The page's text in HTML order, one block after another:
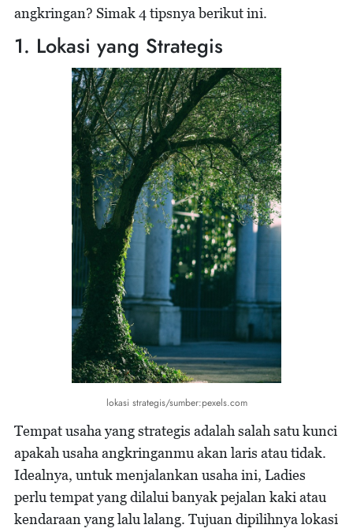
angkringan? Simak 4 tipsnya berikut ini.
1. Lokasi yang Strategis
lokasi strategis/sumber:pexels.com
Tempat usaha yang strategis adalah salah satu kunci
apakah usaha angkringanmu akan laris atau tidak.
Idealnya, untuk menjalankan usaha ini, Ladies
perlu tempat yang dilalui banyak pejalan kaki atau
kendaraan yang lalu lalang. Tujuan dipilihnya lokasi